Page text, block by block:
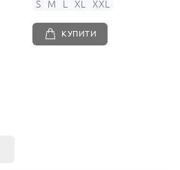
S
M L XL XXL
КУПИТИ